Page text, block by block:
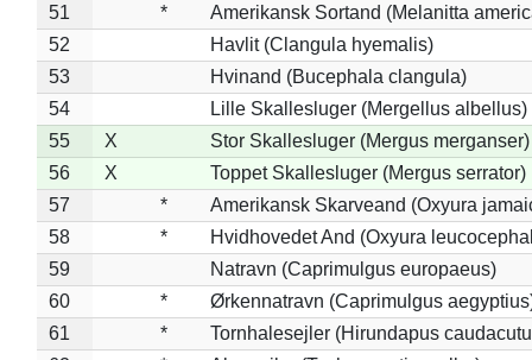
51
*
Amerikansk Sortand (Melanitta
52
Havlit (Clangula hyemalis)
53
Hvinand (Bucephala clangula)
54
Lille Skallesluger (Mergellus albellus)
55
X
Stor Skallesluger (Mergus merganser)
56
X
Toppet Skallesluger (Mergus serrator)
57
*
Amerikansk Skarveand (Oxyura
58
*
Hvidhovedet And (Oxyura
59
Natravn (Caprimulgus europaeus)
60
*
Ørkennatravn (Caprimulgus
61
*
Tornhalesejler (Hirundapus